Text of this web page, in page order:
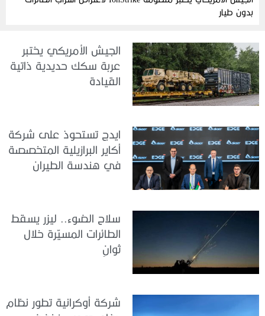
بدون طيار
الجيش الأمريكي يختبر
عربة سكك حديدية ذاتية
القيادة
ايدج تستحوذ على شركة
أكاير البرازيلية المتخصصة
في هندسة الطيران
سلاح الضوء.. ليزر يسقط
الطائرات المسيّرة خلال
ثوانٍ
شركة أوكرانية تطور نظام